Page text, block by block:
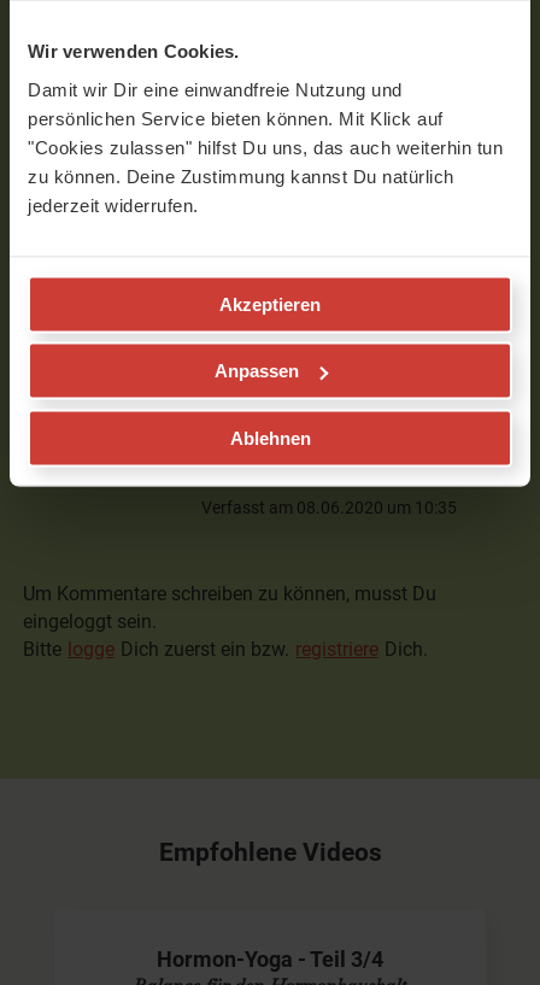
Wir verwenden Cookies.
Damit wir Dir eine einwandfreie Nutzung und
persönlichen Service bieten können. Mit Klick auf
"Cookies zulassen" hilfst Du uns, das auch weiterhin tun
zu können. Deine Zustimmung kannst Du natürlich
jederzeit widerrufen.
Akzeptieren
Anpassen
Ablehnen
maxi
soll einatmen, mula bandha und
zungenspitze gegen gaumen gleichzeitig
Verfasst am 08.06.2020 um 08:55
Ariane
Hallo Maxi,
kurz nacheinander
Verfasst am 08.06.2020 um 10:35
Um Kommentare schreiben zu können, musst Du
eingeloggt sein.
Bitte logge Dich zuerst ein bzw. registriere Dich.
Empfohlene Videos
Hormon-Yoga - Teil 3/4